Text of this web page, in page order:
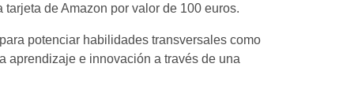
de Amazon por valor de 100 euros.
potenciar habilidades transversales como
aprendizaje e innovación a través de una